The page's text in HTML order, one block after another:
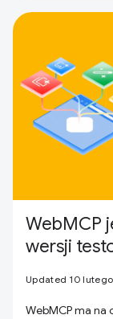
WebMCP
wersji
Updated 10
WebMCP ma na